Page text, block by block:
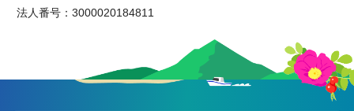
法人番号：3000020184811